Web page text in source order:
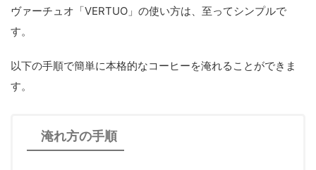
ヴァーチュオ「VERTUO」の使い方は、至ってシンプルで
す。
以下の手順で簡単に本格的なコーヒーを淹れることができま
す。
淹れ方の手順